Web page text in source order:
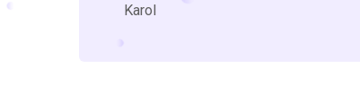
Karol